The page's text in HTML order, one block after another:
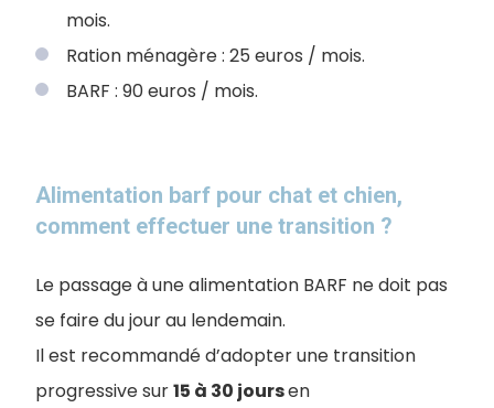
mois.
Ration ménagère : 25 euros / mois.
BARF : 90 euros / mois.
Alimentation barf pour chat et chien,
comment effectuer une transition ?
Le passage à une alimentation BARF ne doit pas
se faire du jour au lendemain.
Il est recommandé d’adopter une transition
progressive sur15 à 30 joursen